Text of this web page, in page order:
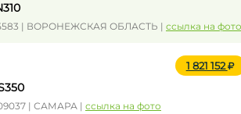
| ВОРОНЕЖСКАЯ ОБЛАСТЬ | ссылка на фото
1 821 152
| САМАРА | ссылка на фото